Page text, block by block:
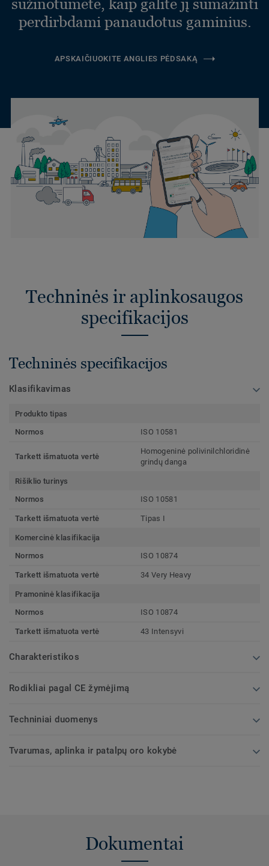
sužinotumėte, kaip galite jį sumažinti
perdirbdami panaudotus gaminius.
APSKAIČIUOKITE ANGLIES PĖDSAKĄ
Techninės ir aplinkosaugos
specifikacijos
Techninės specifikacijos
Klasifikavimas
Produkto tipas
Normos
ISO 10581
Tarkett išmatuota vertė
Homogeninė polivinilchloridinė
grindų danga
Rišiklio turinys
Normos
ISO 10581
Tarkett išmatuota vertė Tipas I
Komercinė klasifikacija
Normos
ISO 10874
Tarkett išmatuota vertė 34 Very Heavy
Pramoninė klasifikacija
Normos
ISO 10874
Tarkett išmatuota vertė 43 Intensyvi
Charakteristikos
Rodikliai pagal CE žymėjimą
Techniniai duomenys
Tvarumas, aplinka ir patalpų oro kokybė
Dokumentai